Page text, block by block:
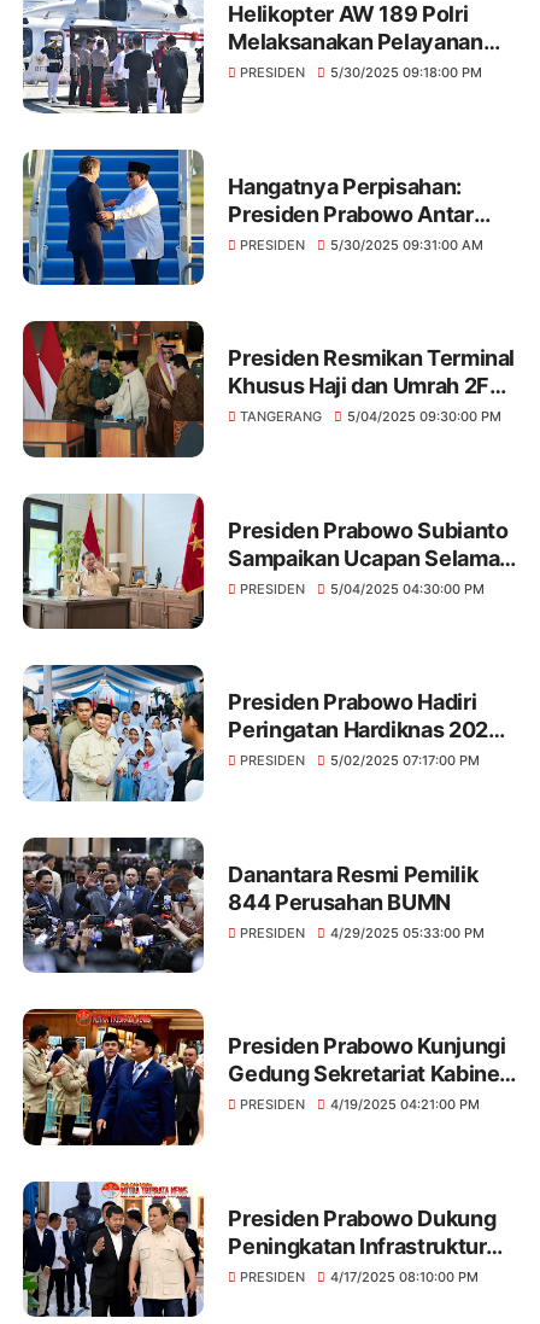
Helikopter AW 189 Polri
Melaksanakan Pelayanan
Penerbangan Kepresidenan
PRESIDEN 5/30/2025 09:18:00 PM
Hangatnya Perpisahan:
Presiden Prabowo Antar
Keberangkatan Presiden
PRESIDEN 5/30/2025 09:31:00 AM
Presiden Resmikan Terminal
Khusus Haji dan Umrah 2F
Bandara Soekarno-Hatta
TANGERANG 5/04/2025 09:30:00 PM
Presiden Prabowo Subianto
Sampaikan Ucapan Selamat
kepada PM Australia
PRESIDEN 5/04/2025 04:30:00 PM
Presiden Prabowo Hadiri
Peringatan Hardiknas 2025
dan Luncurkan Program
PRESIDEN 5/02/2025 07:17:00 PM
Danantara Resmi Pemilik
844 Perusahan BUMN
PRESIDEN 4/29/2025 05:33:00 PM
Presiden Prabowo Kunjungi
Gedung Sekretariat Kabinet,
Apresiasi Dedikasi Pegawai
Lebih Baik
PRESIDEN 4/19/2025 04:21:00 PM
Presiden Prabowo Dukung
Peningkatan Infrastruktur
Nasional, Bahas
PRESIDEN 4/17/2025 08:10:00 PM